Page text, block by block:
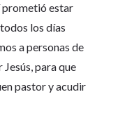
prometió estar
los días
a personas de
para que
pastor y acudir